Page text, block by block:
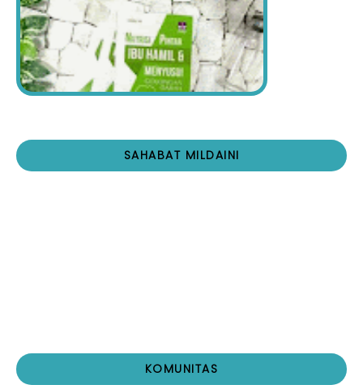
SAHABAT MILDAINI
KOMUNITAS